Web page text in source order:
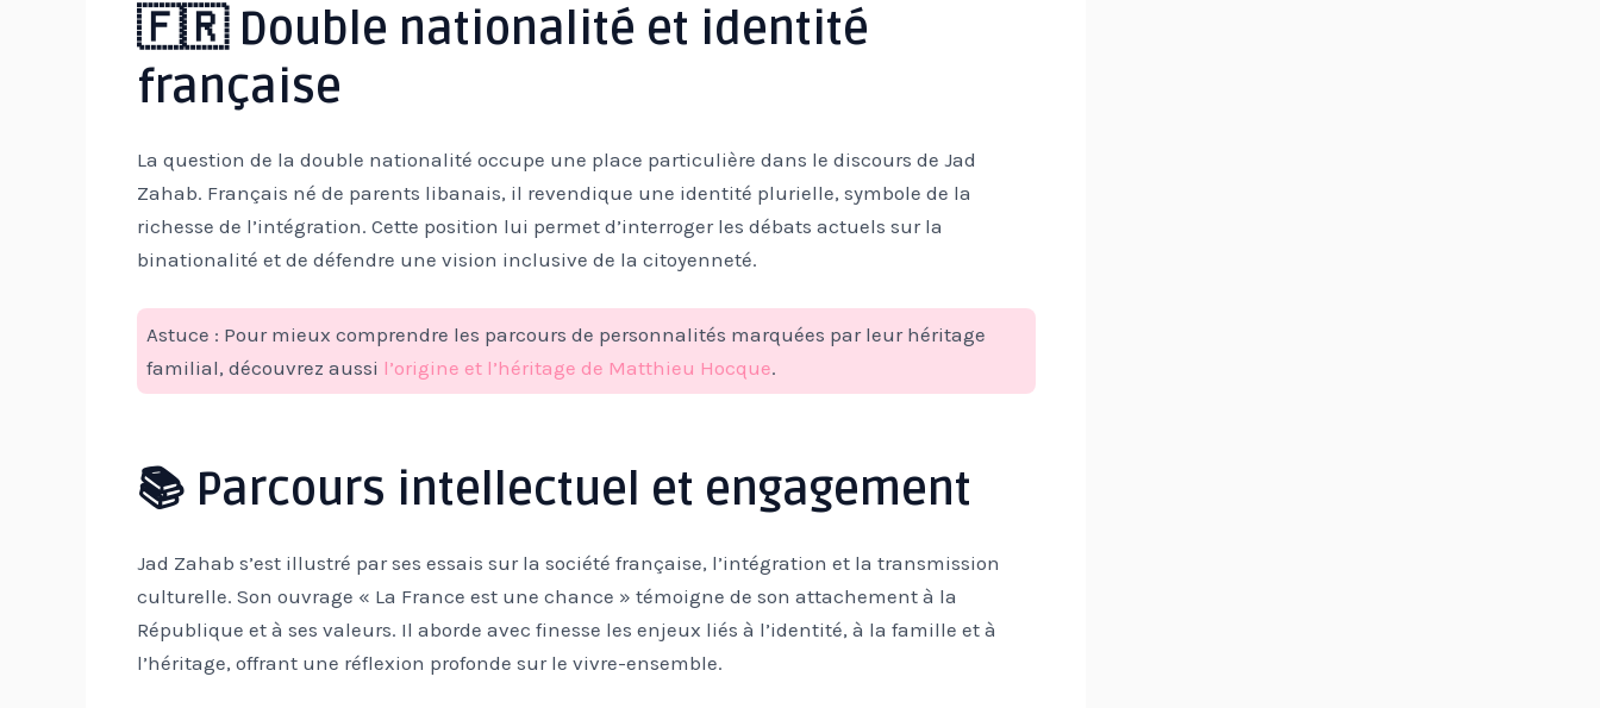
🇫🇷 Double nationalité et identité
française
La question de la double nationalité occupe une place particulière dans le discours de Jad
Zahab. Français né de parents libanais, il revendique une identité plurielle, symbole de la
richesse de l’intégration. Cette position lui permet d’interroger les débats actuels sur la
binationalité et de défendre une vision inclusive de la citoyenneté.
Astuce : Pour mieux comprendre les parcours de personnalités marquées par leur héritage
familial, découvrez aussi l’origine et l’héritage de Matthieu Hocque.
📚 Parcours intellectuel et engagement
Jad Zahab s’est illustré par ses essais sur la société française, l’intégration et la transmission
culturelle. Son ouvrage « La France est une chance » témoigne de son attachement à la
République et à ses valeurs. Il aborde avec finesse les enjeux liés à l’identité, à la famille et à
l’héritage, offrant une réflexion profonde sur le vivre-ensemble.